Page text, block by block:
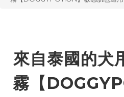
來自泰國的犬
霧【